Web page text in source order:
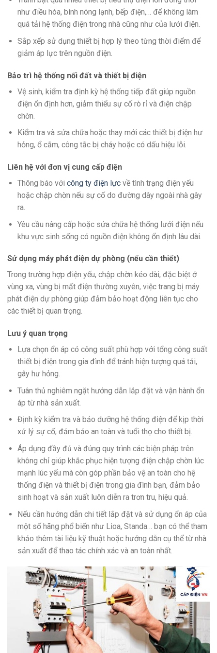
như điều hòa, bình nóng lạnh, bếp điện,… để không làm
quá tải hệ thống điện trong nhà cũng như của lưới điện.
Sắp xếp sử dụng thiết bị hợp lý theo từng thời điểm để
giảm áp lực trên nguồn điện.
Bảo trì hệ thống nối đất và thiết bị điện
Vệ sinh, kiểm tra định kỳ hệ thống tiếp đất giúp nguồn
điện ổn định hơn, giảm thiểu sự cố rò rỉ và điện chập
chờn.
Kiểm tra và sửa chữa hoặc thay mới các thiết bị điện hư
hỏng, ổ cắm, công tắc bị cháy hoặc có dấu hiệu lỗi.
Liên hệ với đơn vị cung cấp điện
Thông báo với công ty điện lựcvề tình trạng điện yếu
hoặc chập chờn nếu sự cố do đường dây ngoài nhà gây
ra.
Yêu cầu nâng cấp hoặc sửa chữa hệ thống lưới điện nếu
khu vực sinh sống có nguồn điện không ổn định lâu dài.
Sử dụng máy phát điện dự phòng (nếu cần thiết)
Trong trường hợp điện yếu, chập chờn kéo dài, đặc biệt ở
vùng xa, vùng bị mất điện thường xuyên, việc trang bị máy
phát điện dự phòng giúp đảm bảo hoạt động liên tục cho
các thiết bị quan trọng.
Lưu ý quan trọng
Lựa chọn ổn áp có công suất phù hợp với tổng công suất
thiết bị điện trong gia đình để tránh hiện tượng quá tải,
gây hư hỏng.
Tuân thủ nghiêm ngặt hướng dẫn lắp đặt và vận hành ổn
áp từ nhà sản xuất.
Định kỳ kiểm tra và bảo dưỡng hệ thống điện để kịp thời
xử lý sự cố, đảm bảo an toàn và tuổi thọ cho thiết bị.
Áp dụng đầy đủ và đúng quy trình các biện pháp trên
không chỉ giúp khắc phục hiện tượng điện chập chờn lúc
mạnh lúc yếu mà còn góp phần bảo vệ an toàn cho hệ
thống điện và thiết bị điện trong gia đình bạn, đảm bảo
sinh hoạt và sản xuất luôn diễn ra trơn tru, hiệu quả.
Nếu cần hướng dẫn chi tiết lắp đặt và sử dụng ổn áp của
một số hãng phổ biến như Lioa, Standa… bạn có thể tham
khảo thêm tài liệu kỹ thuật hoặc hướng dẫn cụ thể từ nhà
sản xuất để thao tác chính xác và an toàn nhất.